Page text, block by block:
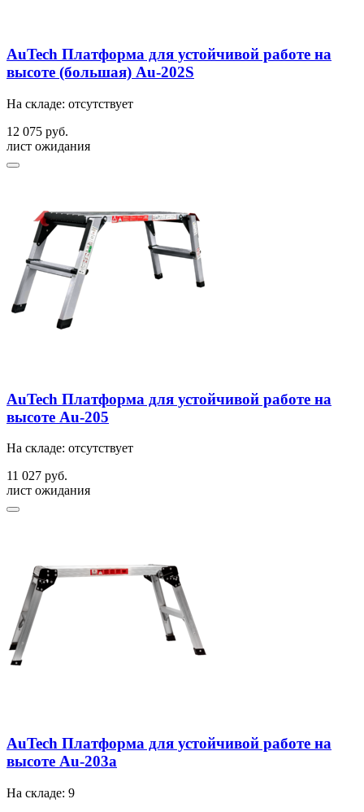
AuTech Платформа для устойчивой работе на
высоте (большая) Au-202S
На складе: отсутствует
12 075 руб.
лист ожидания
AuTech Платформа для устойчивой работе на
высоте Au-205
На складе: отсутствует
11 027 руб.
лист ожидания
AuTech Платформа для устойчивой работе на
высоте Au-203a
На складе: 9